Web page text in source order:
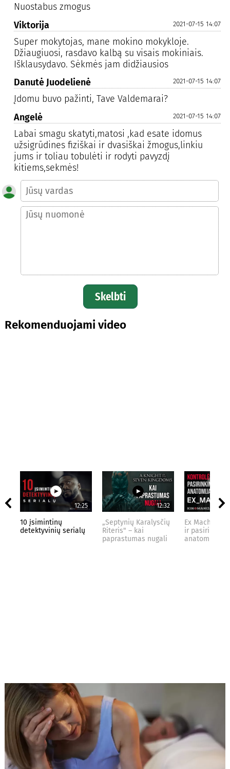
Nuostabus zmogus
2021-07-15 14:07
Viktorija
Super mokytojas, mane mokino mokykloje.
Džiaugiuosi, rasdavo kalbą su visais mokiniais.
Išklausydavo. Sėkmės jam didžiausios
2021-07-15 14:07
Danutė Juodelienė
Įdomu buvo pažinti, Tave Valdemarai?
2021-07-15 14:07
Angelė
Labai smagu skatyti,matosi ,kad esate idomus
užsigrūdines fiziškai ir dvasiškai žmogus,linkiu
jums ir toliau tobulėti ir rodyti pavyzdį
kitiems,sekmės!
Skelbti
Rekomenduojami video
12:25
10 įsimintinų
detektyvinių serialų
12:32
„Septynių Karalysčių
Riteris" – kai
paprastumas nugali
Ex Machina:
ir pasirinkimo
anatomija